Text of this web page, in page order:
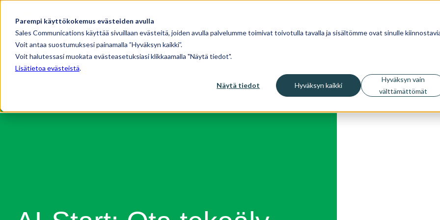
Parempi käyttökokemus evästeiden avulla
Sales Communications käyttää sivuillaan evästeitä, joiden avulla palvelumme toimivat toivotulla tavalla ja sisältömme ovat sinulle
Voit antaa suostumuksesi painamalla ”Hyväksyn kaikki”.
Voit halutessasi muokata evästeasetuksiasi klikkaamalla "Näytä tiedot".
Lisätietoa evästeistä.
Näytä tiedot Hyväksyn kaikki
Hyväksyn vain
välttämättömät